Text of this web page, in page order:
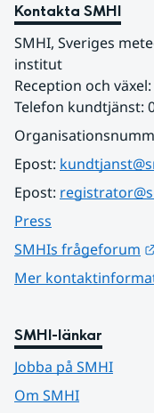
Kontakta SMHI
SMHI, Sveriges
institut
Reception och
Telefon kundtjänst:
Epost:
Epost:
Press
SMHIs frågeforum
Mer
SMHI-länkar
Jobba på SMHI
Om SMHI